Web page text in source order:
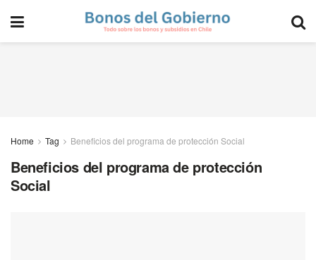
Home Tag Beneficios del programa de protección Social
Beneficios del programa de protección
Social